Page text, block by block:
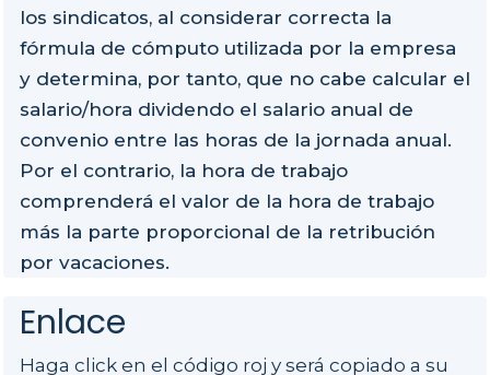
los sindicatos, al considerar correcta la
fórmula de cómputo utilizada por la empresa
y determina, por tanto, que no cabe calcular el
salario/hora dividendo el salario anual de
convenio entre las horas de la jornada anual.
Por el contrario, la hora de trabajo
comprenderá el valor de la hora de trabajo
más la parte proporcional de la retribución
por vacaciones.
Enlace
Haga click en el código roj y será copiado a su